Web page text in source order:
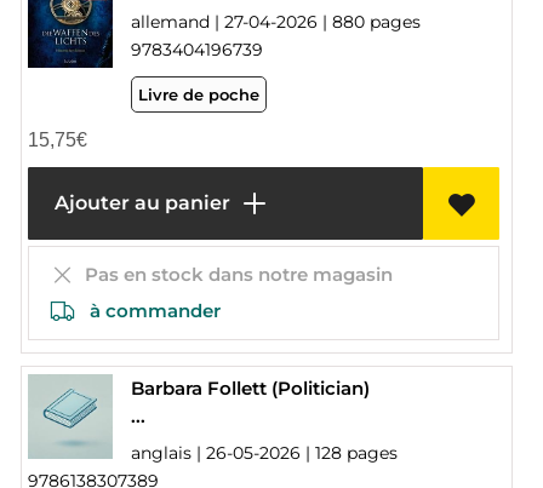
allemand | 27-04-2026 | 880 pages
9783404196739
Livre de poche
15,75€
Ajouter au panier
Pas en stock dans notre magasin
à commander
Barbara Follett (Politician)
...
anglais | 26-05-2026 | 128 pages
9786138307389